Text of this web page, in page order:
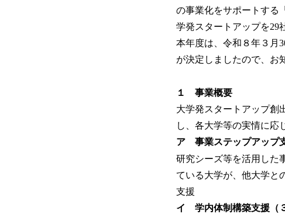
の事業化をサポートする
学発スタートアップを29
本年度は、令和８年３月
が決定しましたので、お
１ 事業概要
大学発スタートアップ創
し、各大学等の実情に
ア 事業ステップアップ
研究シーズ等を活用した
ている大学が、他大学と
支援
イ 学内体制構築支援（